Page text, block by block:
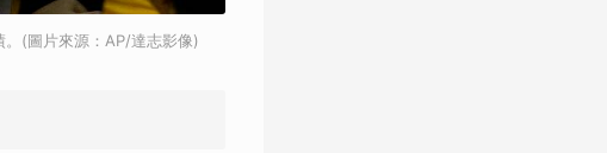
(圖片來源：AP/達志影像)